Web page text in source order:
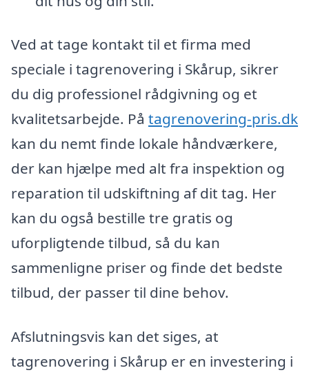
Ved at tage kontakt til et firma med
speciale i tagrenovering i Skårup, sikrer
du dig professionel rådgivning og et
kvalitetsarbejde. På tagrenovering-pris.dk
kan du nemt finde lokale håndværkere,
der kan hjælpe med alt fra inspektion og
reparation til udskiftning af dit tag. Her
kan du også bestille tre gratis og
uforpligtende tilbud, så du kan
sammenligne priser og finde det bedste
tilbud, der passer til dine behov.
Afslutningsvis kan det siges, at
tagrenovering i Skårup er en investering i